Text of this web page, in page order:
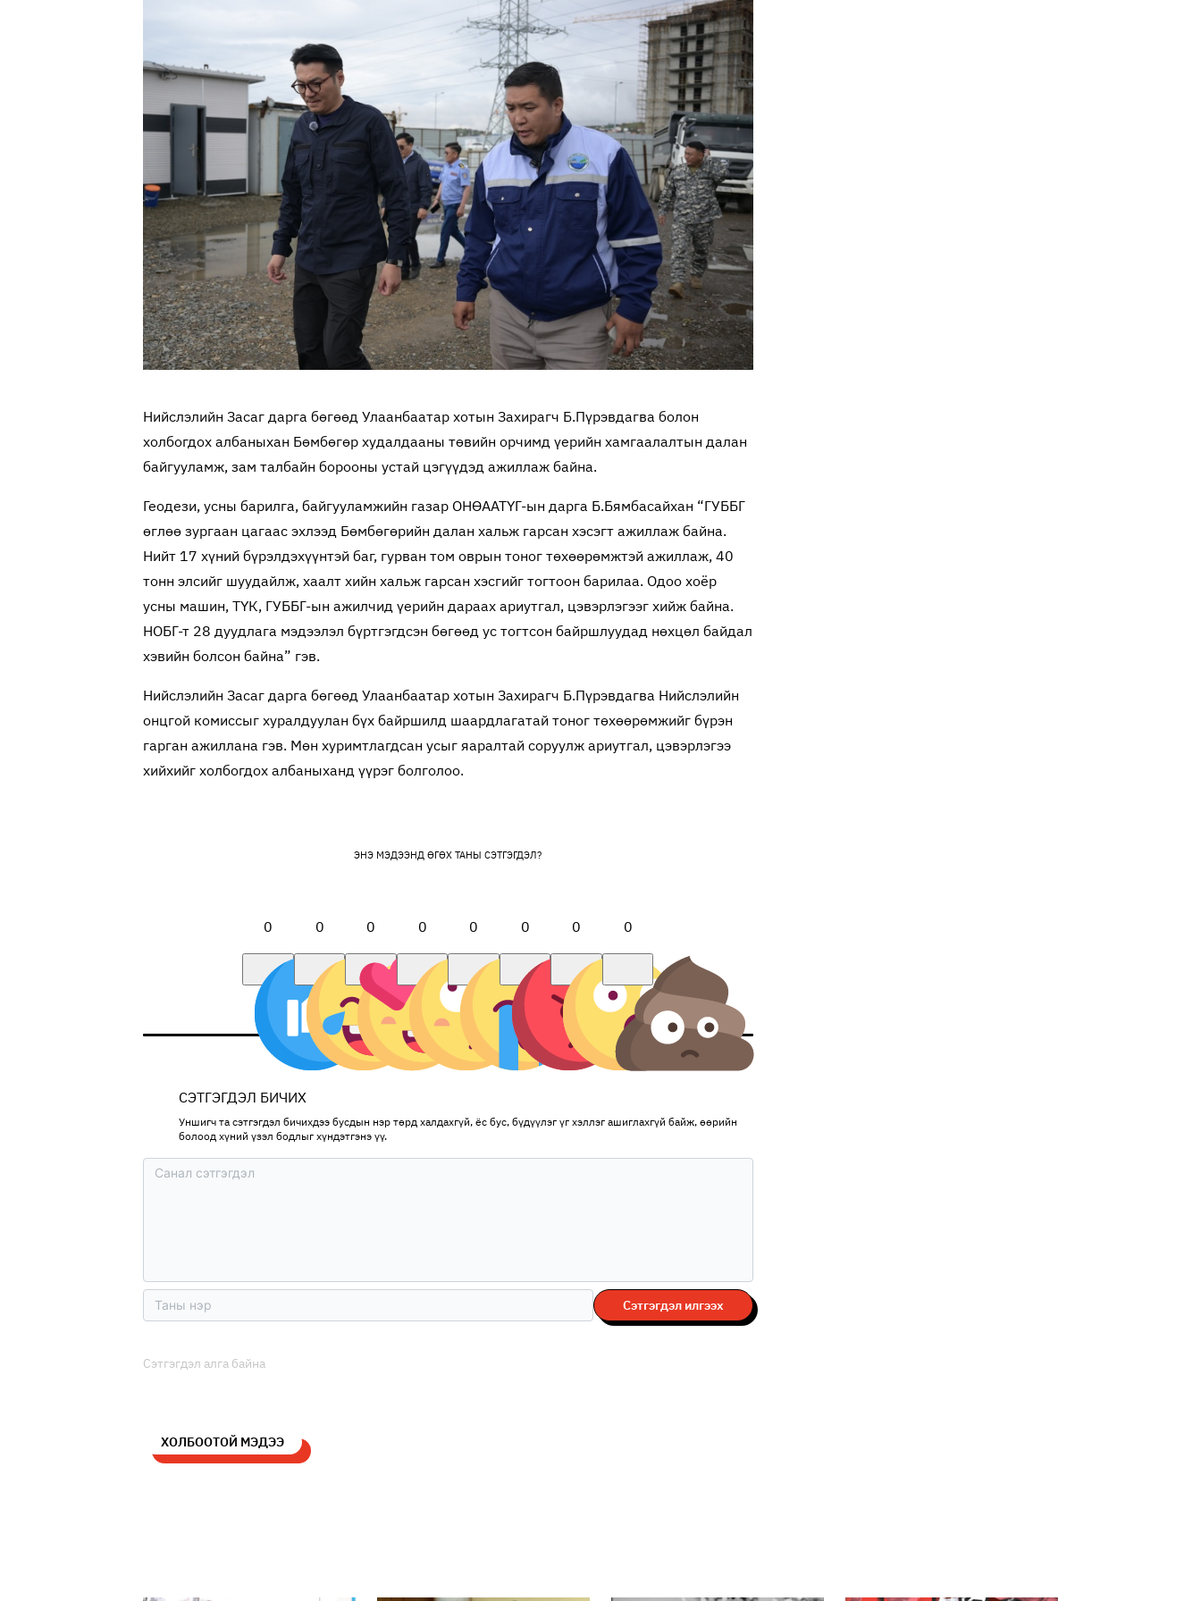
Нийслэлийн Засаг дарга бөгөөд Улаанбаатар хотын Захирагч Б.Пүрэвдагва болон
холбогдох албаныхан Бөмбөгөр худалдааны төвийн орчимд үерийн хамгаалалтын далан
байгууламж, зам талбайн борооны устай цэгүүдэд ажиллаж байна.
Геодези, усны барилга, байгууламжийн газар ОНӨААТҮГ-ын дарга Б.Бямбасайхан “ГУББГ
өглөө зургаан цагаас эхлээд Бөмбөгөрийн далан хальж гарсан хэсэгт ажиллаж байна.
Нийт 17 хүний бүрэлдэхүүнтэй баг, гурван том оврын тоног төхөөрөмжтэй ажиллаж, 40
тонн элсийг шуудайлж, хаалт хийн хальж гарсан хэсгийг тогтоон барилаа. Одоо хоёр
усны машин, ТҮК, ГУББГ-ын ажилчид үерийн дараах ариутгал, цэвэрлэгээг хийж байна.
НОБГ-т 28 дуудлага мэдээлэл бүртгэгдсэн бөгөөд ус тогтсон байршлуудад нөхцөл байдал
хэвийн болсон байна” гэв.
Нийслэлийн Засаг дарга бөгөөд Улаанбаатар хотын Захирагч Б.Пүрэвдагва Нийслэлийн
онцгой комиссыг хуралдуулан бүх байршилд шаардлагатай тоног төхөөрөмжийг бүрэн
гарган ажиллана гэв. Мөн хуримтлагдсан усыг яаралтай соруулж ариутгал, цэвэрлэгээ
хийхийг холбогдох албаныханд үүрэг болголоо.
ЭНЭ МЭДЭЭНД ӨГӨХ ТАНЫ СЭТГЭГДЭЛ?
0 0 0 0 0 0 0 0
СЭТГЭГДЭЛ БИЧИХ
Уншигч та сэтгэгдэл бичихдээ бусдын нэр төрд халдахгүй, ёс бус, бүдүүлэг үг хэллэг ашиглахгүй байж, өөрийн
болоод хүний үзэл бодлыг хүндэтгэнэ үү.
Сэтгэгдэл илгээх
Сэтгэгдэл алга байна
ХОЛБООТОЙ МЭДЭЭ